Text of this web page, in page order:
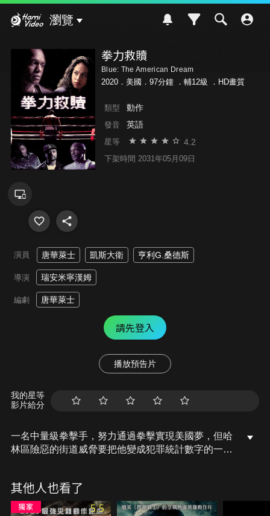
瀏覽
拳力救贖
Blue: The American Dream
2020．美國．97分鐘 ． 輔12級 ．HD畫質
類型 動作
發音 英語
星等 4.2
下架時間 2031年05月09日
演員 唐華萊士 凱斯大衛 亨利G.桑德斯
導演 瑞安米寧漢姆
編劇 唐華萊士
請先登入
播放預告片
我的星等
影片給分
一名中量級拳擊手，努力通過拳擊實現美國夢，但哈
林區險惡的街道威脅要把他變成犯罪統計數字的一
害者竟然是一個無辜的家庭，深受內疚折磨的拳擊手
決心在拳擊場上尋求自己的救贖。
其他人也看了
5.5